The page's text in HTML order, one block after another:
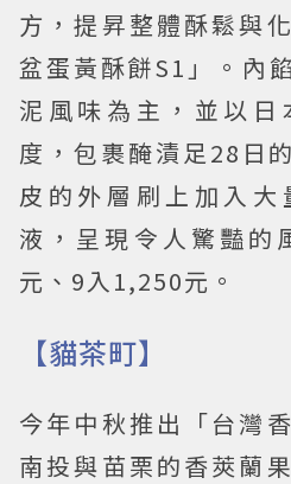
方，提昇整體酥鬆與
盆蛋黃酥餅S1」。內
泥風味為主，並以
度，包裹醃漬足28日
皮的外層刷上加入大
液，呈現令人驚豔的
元、9入1,250元。
【貓茶町】
今年中秋推出「台灣
南投與苗栗的香莢蘭